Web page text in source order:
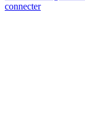
connecter